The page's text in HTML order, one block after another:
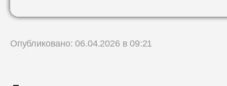
Опубликовано: 06.04.2026 в 09:21